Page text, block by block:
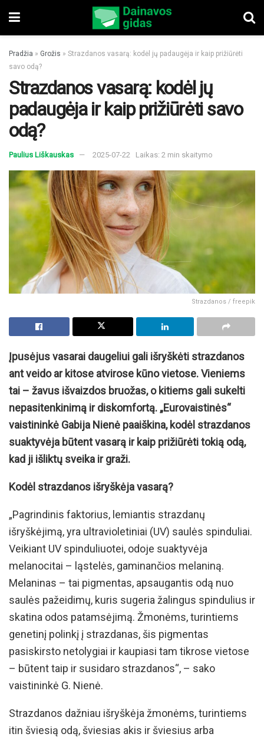
Pradžia » Grožis » Strazdanos vasarą: kodėl jų padaugėja ir kaip prižiūrėti
savo odą?
Strazdanos vasarą: kodėl jų
padaugėja ir kaip prižiūrėti savo
odą?
Paulius Liškauskas 2025-07-22 Laikas: 2 min skaitymo
Strazdanos / freepik
Įpusėjus vasarai daugeliui gali išryškėti strazdanos
ant veido ar kitose atvirose kūno vietose. Vieniems
tai – žavus išvaizdos bruožas, o kitiems gali sukelti
nepasitenkinimą ir diskomfortą. „Eurovaistinės“
vaistininkė Gabija Nienė paaiškina, kodėl strazdanos
suaktyvėja būtent vasarą ir kaip prižiūrėti tokią odą,
kad ji išliktų sveika ir graži.
Kodėl strazdanos išryškėja vasarą?
„Pagrindinis faktorius, lemiantis strazdanų
išryškėjimą, yra ultravioletiniai (UV) saulės spinduliai.
Veikiant UV spinduliuotei, odoje suaktyvėja
melanocitai – ląstelės, gaminančios melaniną.
Melaninas – tai pigmentas, apsaugantis odą nuo
saulės pažeidimų, kuris sugeria žalingus spindulius ir
skatina odos patamsėjimą. Žmonėms, turintiems
genetinį polinkį į strazdanas, šis pigmentas
pasiskirsto netolygiai ir kaupiasi tam tikrose vietose
– būtent taip ir susidaro strazdanos“, – sako
vaistininkė G. Nienė.
Strazdanos dažniau išryškėja žmonėms, turintiems
itin šviesią odą, šviesias akis ir šviesius arba